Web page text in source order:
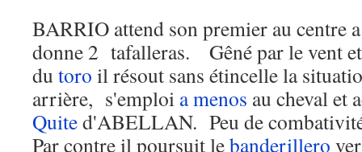
BARRIO attend son premier au centre
donne 2 tafalleras. Gêné par le vent
du toro il résout sans étincelle la
arrière, s'emploi a menos au cheval et
Quited'ABELLAN. Peu de
Par contre il poursuit lebanderillero